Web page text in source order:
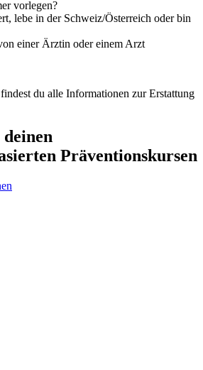
vorlegen?
lebe in der Schweiz/Österreich oder bin
einer Ärztin oder einem Arzt
du alle Informationen zur Erstattung
Präventionskursen